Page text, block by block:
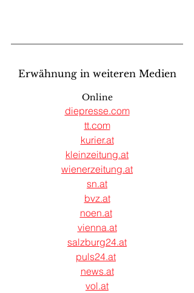
Erwähnung in weiteren Medien
Online
diepresse.com
tt.com
kurier.at
kleinzeitung.at
wienerzeitung.at
sn.at
bvz.at
noen.at
vienna.at
salzburg24.at
puls24.at
news.at
vol.at